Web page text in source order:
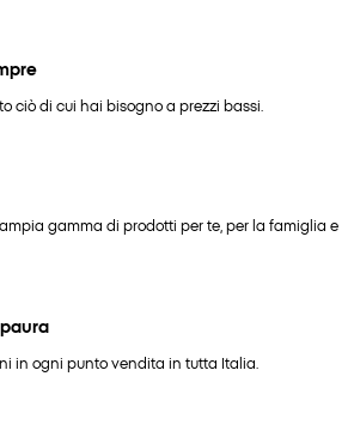
ciò di cui hai bisogno a prezzi bassi.
gamma di prodotti per te, per la famiglia e
in ogni punto vendita in tutta Italia.